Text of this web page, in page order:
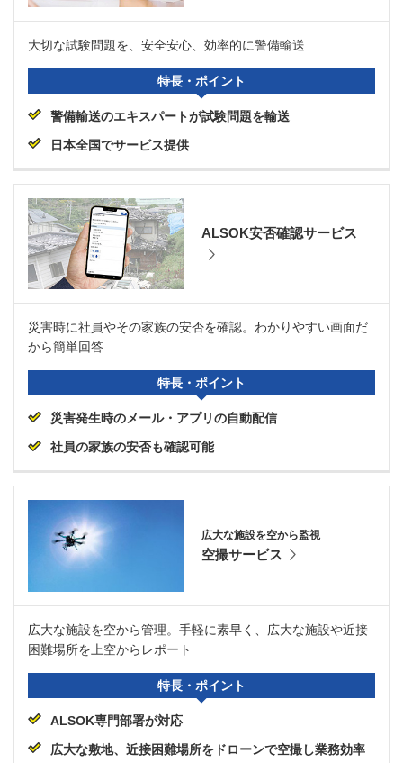
大切な試験問題を、安全安心、効率的に警備輸送
特長・ポイント
警備輸送のエキスパートが試験問題を輸送
日本全国でサービス提供
ALSOK安否確認サービス
災害時に社員やその家族の安否を確認。わかりやすい画面だ
から簡単回答
特長・ポイント
災害発生時のメール・アプリの自動配信
社員の家族の安否も確認可能
広大な施設を空から監視
空撮サービス
広大な施設を空から管理。手軽に素早く、広大な施設や近接
困難場所を上空からレポート
特長・ポイント
ALSOK専門部署が対応
広大な敷地、近接困難場所をドローンで空撮し業務効率